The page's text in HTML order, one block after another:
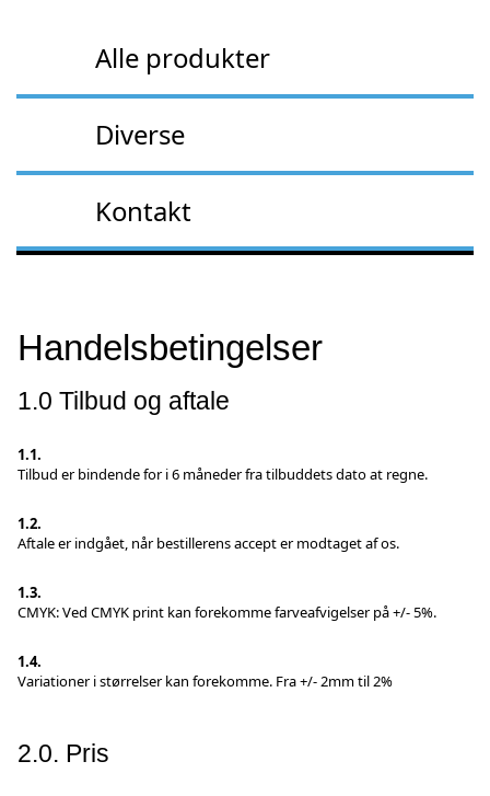
Alle produkter
Diverse
Kontakt
Handelsbetingelser
1.0 Tilbud og aftale
1.1.
Tilbud er bindende for i 6 måneder fra tilbuddets dato at regne.
1.2.
Aftale er indgået, når bestillerens accept er modtaget af os.
1.3.
CMYK: Ved CMYK print kan forekomme farveafvigelser på +/- 5%.
1.4.
Variationer i størrelser kan forekomme. Fra +/- 2mm til 2%
2.0. Pris